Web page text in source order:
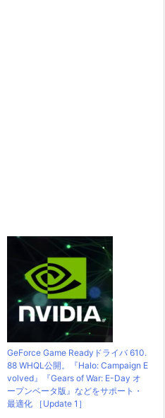
GeForce Game Readyドライバ 610.
88 WHQL公開。『Halo: Campaign E
volved』『Gears of War: E-Day オ
ープンベータ版』などをサポート・
最適化 ［Update 1］